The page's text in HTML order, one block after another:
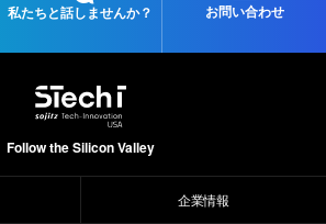
私たちと話しませんか？ お問い合わせ
Follow the Silicon Valley
企業情報